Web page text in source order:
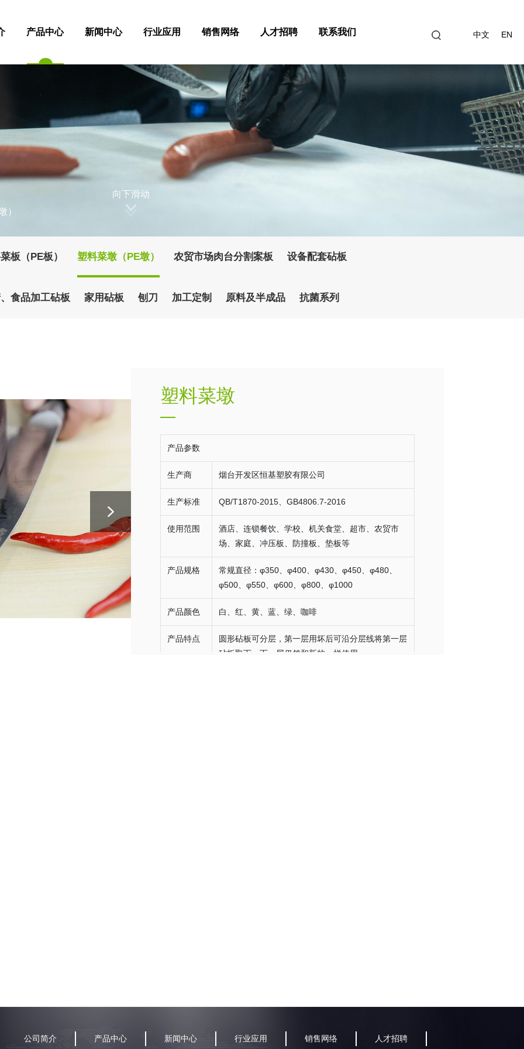
产品中心 新闻中心 行业应用 销售网络 人才招聘 联系我们 中文 EN
）
向下滑动
板（PE板） 塑料菜墩（PE墩） 农贸市场肉台分割案板 设备配套砧板
食品加工砧板 家用砧板 刨刀 加工定制 原料及半成品 抗菌系列
塑料菜墩
产品参数
生产商 烟台开发区恒基塑胶有限公司
生产标准 QB/T1870-2015、GB4806.7-2016
使用范围
酒店、连锁餐饮、学校、机关食堂、超市、农贸市
场、家庭、冲压板、防撞板、垫板等
产品规格
常规直径：φ350、φ400、φ430、φ450、φ480、
φ500、φ550、φ600、φ800、φ1000
产品颜色 白、红、黄、蓝、绿、咖啡
产品特点
圆形砧板可分层，第一层用坏后可沿分层线将第一层
砧板取下，下一层仍然和新的一样使用。
公司简介 产品中心 新闻中心 行业应用 销售网络
人才招聘